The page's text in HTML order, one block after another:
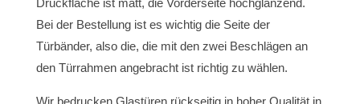
Druckfläche ist matt, die Vorderseite hochglänzend.
Bei der Bestellung ist es wichtig die Seite der
Türbänder, also die, die mit den zwei Beschlägen an
den Türrahmen angebracht ist richtig zu wählen.